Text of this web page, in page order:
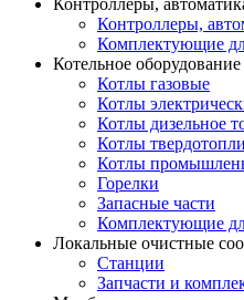
Контроллеры,
Контроллеры,
Комплектующие
Котельное оборудование
Котлы газовые
Котлы
Котлы дизельное
Котлы
Котлы
Горелки
Запасные части
Комплектующие
Локальные очистные
Станции
Запчасти и